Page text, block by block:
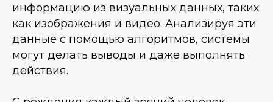
информацию из визуальных данных, таких
как изображения и видео. Анализируя эти
данные с помощью алгоритмов, системы
могут делать выводы и даже выполнять
действия.